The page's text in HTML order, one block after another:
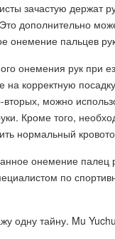
зачастую держат
дополнительно
онемение пальцев
онемения рук при
корректную
вторых, можно
Кроме того,
нормальный
онемение палец
по
одну тайну. Mu